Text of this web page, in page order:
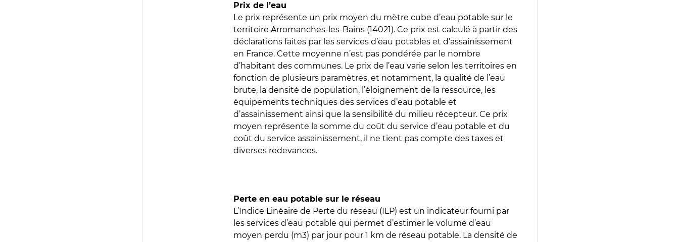
Prix de l’eau
Le prix représente un prix moyen du mètre cube d’eau potable sur le
territoire Arromanches-les-Bains (14021). Ce prix est calculé à partir des
déclarations faites par les services d’eau potables et d’assainissement
en France. Cette moyenne n’est pas pondérée par le nombre
d’habitant des communes. Le prix de l’eau varie selon les territoires en
fonction de plusieurs paramètres, et notamment, la qualité de l’eau
brute, la densité de population, l’éloignement de la ressource, les
équipements techniques des services d’eau potable et
d’assainissement ainsi que la sensibilité du milieu récepteur. Ce prix
moyen représente la somme du coût du service d’eau potable et du
coût du service assainissement, il ne tient pas compte des taxes et
diverses redevances.
Perte en eau potable sur le réseau
L’Indice Linéaire de Perte du réseau (ILP) est un indicateur fourni par
les services d’eau potable qui permet d’estimer le volume d’eau
moyen perdu (m3) par jour pour 1 km de réseau potable. La densité de